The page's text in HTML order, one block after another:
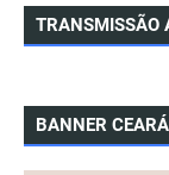
TRANSMISSÃO
BANNER CEARÁ